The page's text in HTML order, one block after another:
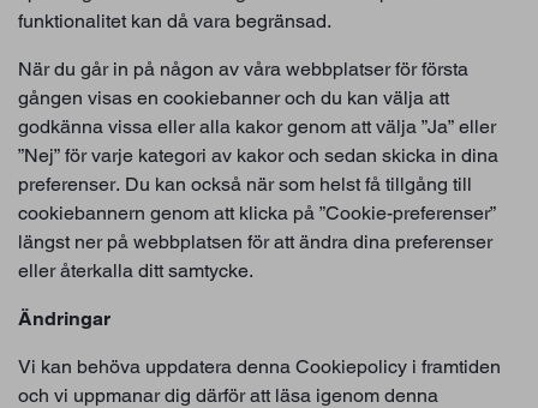
funktionalitet kan då vara begränsad.
När du går in på någon av våra webbplatser för första
gången visas en cookiebanner och du kan välja att
godkänna vissa eller alla kakor genom att välja ”Ja” eller
”Nej” för varje kategori av kakor och sedan skicka in dina
preferenser. Du kan också när som helst få tillgång till
cookiebannern genom att klicka på ”Cookie-preferenser”
längst ner på webbplatsen för att ändra dina preferenser
eller återkalla ditt samtycke.
Ändringar
Vi kan behöva uppdatera denna Cookiepolicy i framtiden
och vi uppmanar dig därför att läsa igenom denna